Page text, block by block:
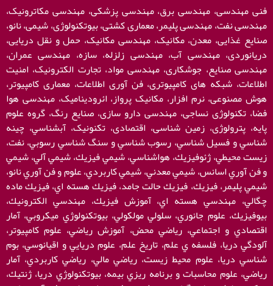
فنی مهندسی، مهندسی برق، مهندسی پزشکی، مهندسی مکاترونیک،
مهندسی نفت، مهندسی پلیمر، معماری کشتی، بیوتکنولوژی، شیمی، نانو،
صنایع غذایی، معدن، مکانیک، مهندسی مکانیک، حمل و نقل دریایی،
دریانوردی، مهندسی آب، مهندسی زلزله، سازه، مهندسی عمران،
مهندسی صنایع، جوشکاری، مهندسی مواد، تجارت الکترونیک، امنیت
اطلاعات، شبکه های کامپیوتری، فن آوری اطلاعات، معماری کامپیوتر،
هوش مصنوعی، نرم افزار، مکانیک پرواز، ائرودینامیک، مهندسی هوا
فضا، تکنولوژی نساجی، مهندسی دارو سازی، صنایع رنگ، گروه علوم
پایه، پترولوژی، زمین شناسی، اقتصادی، تکنونیک، آبشناسي، چينه
شناسي و فسيل شناسي، رسوب شناسي و سنگ شناسي رسوبي، نفت،
زيست محيطي، ژئوفيزيك، هواشناسي، شيمي فيزيك، شيمي آلي، شیمي
و فن آوري اسانس، شيمي معدني، شيمي كاربردي، علوم و فن آوري نانو،
شيمي پليمر، فيزيك، فيزيك حالت جامد، فيزيك هسته اي، فيزيك ماده
چگالي، مهندسي هسته اي، آموزش فيزيك، مهندسي الكترونيك،
بيوفيزيك، علوم جانوري، سلولي مولكولي، بيوتكنولوژي ميكروبي، آمار
اقتصادي و اجتماعي، رياضي محض، آموزش رياضي، علوم كامپيوتر،
آلودگي دريا، فلسفه ي علم، تاريخ علم، علوم دريايي و اقيانوسي، بوم
شناسي دريا، علوم محيط زيست، رياضي مالي، رياضي كاربردي، آمار
رياضي، علوم محاسبات و برنامه ريزي بيمه، بيوتكنولوژي دريا، ژنتيك،